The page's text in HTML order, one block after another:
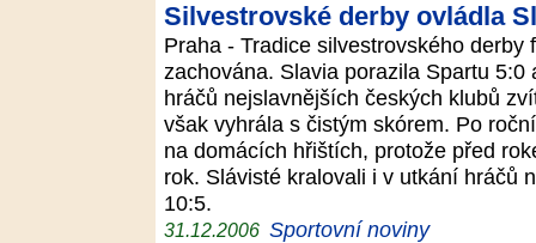
Silvestrovské derby ovládla
Praha - Tradice silvestrovského
zachována. Slavia porazila Spartu
hráčů nejslavnějších českých klubů
však vyhrála s čistým skórem. Po
na domácích hřištích, protože před
rok. Slávisté kralovali i v utkání hráčů
10:5.
31.12.2006 Sportovní noviny